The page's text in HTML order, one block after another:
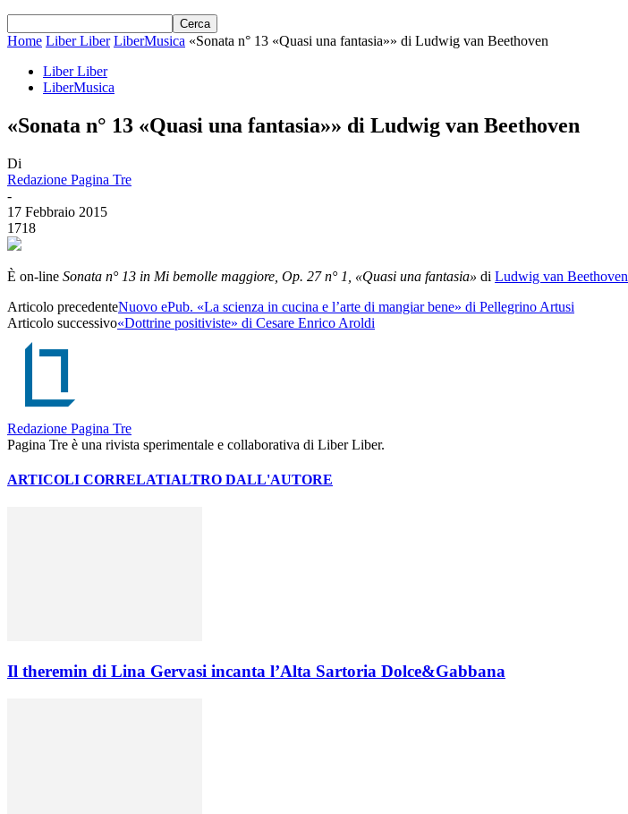
Home Liber Liber LiberMusica «Sonata n° 13 «Quasi una fantasia»» di Ludwig van Beethoven
Liber Liber
LiberMusica
«Sonata n° 13 «Quasi una fantasia»» di Ludwig van Beethoven
Di
Redazione Pagina Tre
-
17 Febbraio 2015
1718
È on-line Sonata n° 13 in Mi bemolle maggiore, Op. 27 n° 1, «Quasi una fantasia» di Ludwig van Beethoven
Articolo precedenteNuovo ePub. «La scienza in cucina e l’arte di mangiar bene» di Pellegrino Artusi
Articolo successivo«Dottrine positiviste» di Cesare Enrico Aroldi
Redazione Pagina Tre
Pagina Tre è una rivista sperimentale e collaborativa di Liber Liber.
ARTICOLI CORRELATIALTRO DALL'AUTORE
Il theremin di Lina Gervasi incanta l’Alta Sartoria Dolce&Gabbana